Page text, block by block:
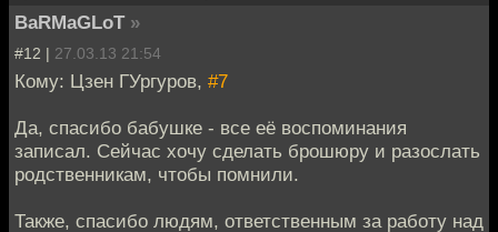
BaRMaGLoT »
#12 | 27.03.13 21:54
Кому: Цзен ГУргуров, #7
Да, спасибо бабушке - все её воспоминания
записал. Сейчас хочу сделать брошюру и разослать
родственникам, чтобы помнили.
Также, спасибо людям, ответственным за работу над